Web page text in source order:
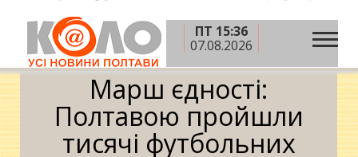
ПТ 15:36
07.08.2026
Головна » Новини »
Марш єдності: Полтавою
пройшли тисячі футбольних уболівальників (відео)
Марш єдності:
Полтавою пройшли
тисячі футбольних